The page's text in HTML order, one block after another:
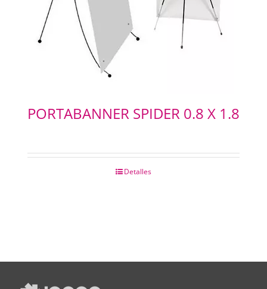
PORTABANNER SPIDER 0.8 X 1.8
Detalles